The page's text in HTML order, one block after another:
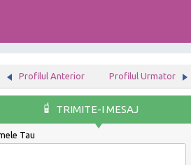
Profilul Urmator
Profilul Anterior
TRIMITE-I MESAJ
Tau